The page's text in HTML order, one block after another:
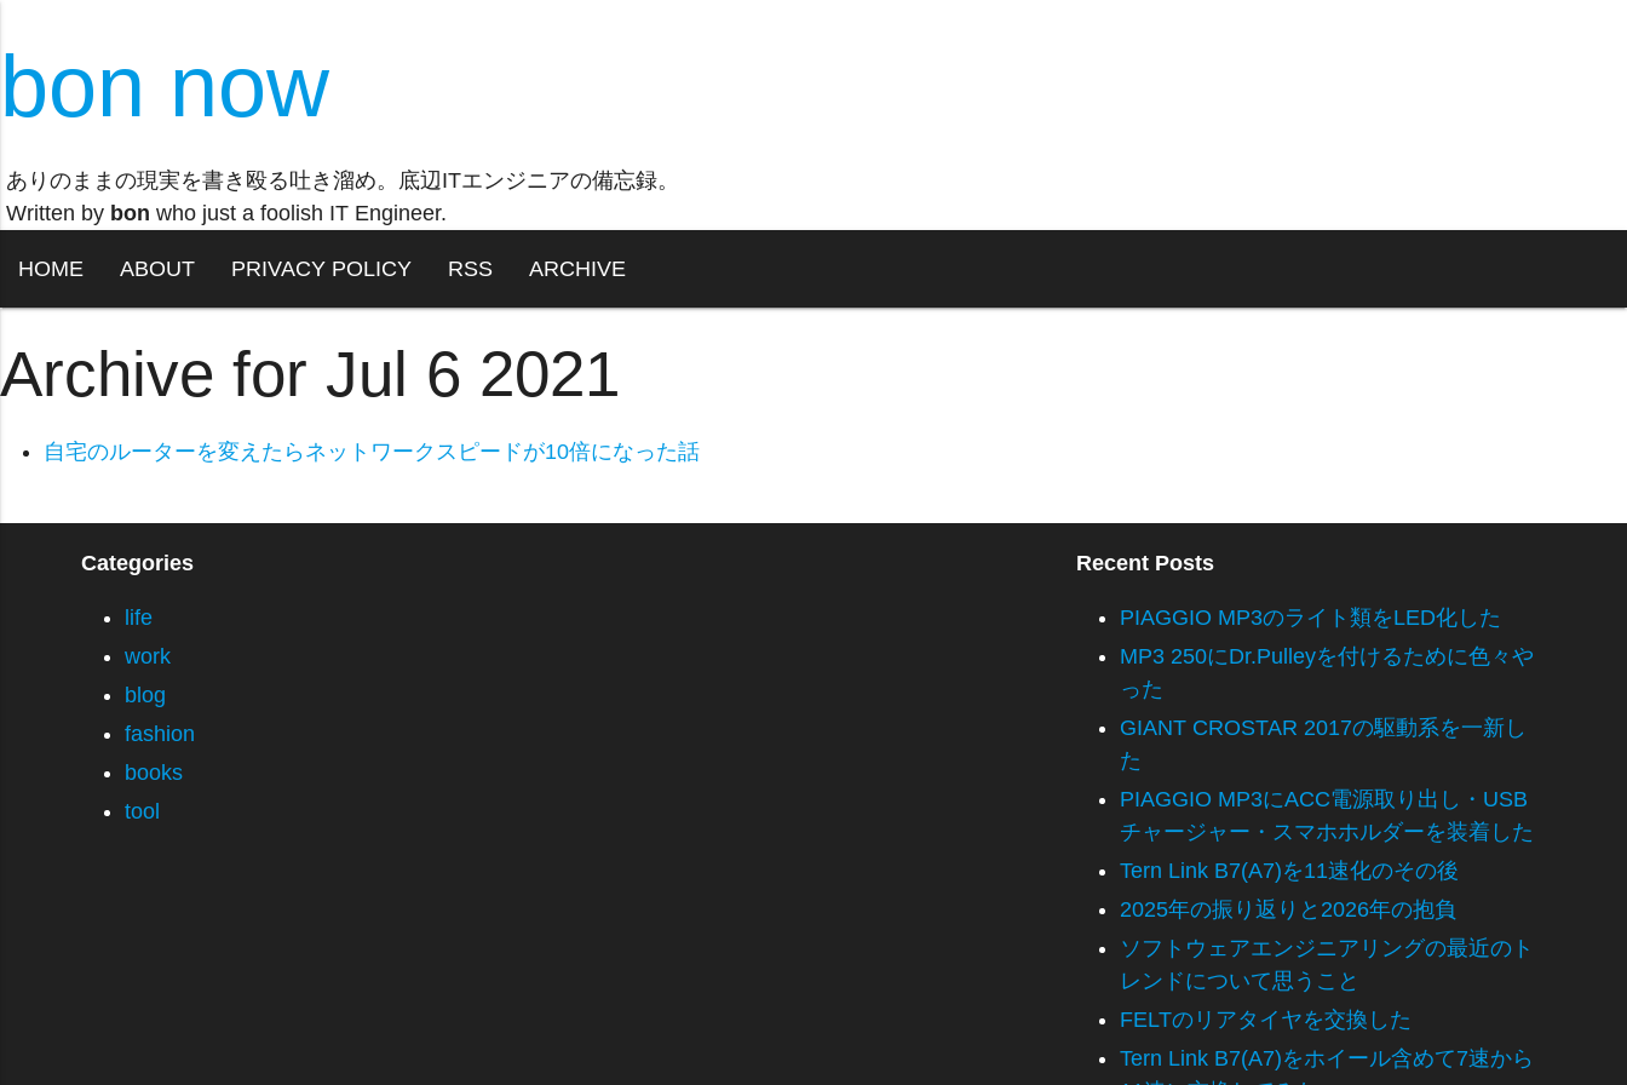
bon now
ありのままの現実を書き殴る吐き溜め。底辺ITエンジニアの備忘録。
Written by bon who just a foolish IT Engineer.
HOME ABOUT PRIVACY POLICY RSS ARCHIVE
Archive for Jul 6 2021
自宅のルーターを変えたらネットワークスピードが10倍になった話
Categories
life
work
blog
fashion
books
tool
Recent Posts
PIAGGIO MP3のライト類をLED化した
MP3 250にDr.Pulleyを付けるために色々や
った
GIANT CROSTAR 2017の駆動系を一新し
た
PIAGGIO MP3にACC電源取り出し・USB
チャージャー・スマホホルダーを装着した
Tern Link B7(A7)を11速化のその後
2025年の振り返りと2026年の抱負
ソフトウェアエンジニアリングの最近のト
レンドについて思うこと
FELTのリアタイヤを交換した
Tern Link B7(A7)をホイール含めて7速から